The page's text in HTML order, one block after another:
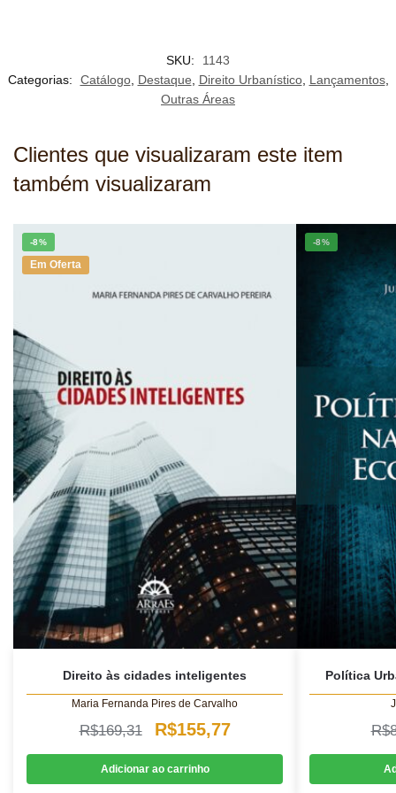
SKU:
1143
Categorias:
Catálogo, Destaque Direito Urbanístico, Lançamentos,
Outras Áreas
Clientes que visualizaram este item
também visualizaram
-8%
Em Oferta
Direito às cidades inteligentes
Maria Fernanda Pires de Carvalho
R$169,31
O
preço
original
R$155,77O
preço
atual
Adicionar ao carrinho
-8%
Política
R$